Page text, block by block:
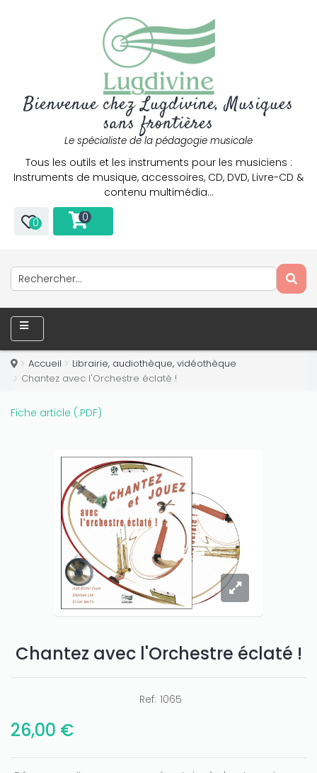
Bienvenue chez Lugdivine, Musiques
sans frontières
Le spécialiste de la pédagogie musicale
Tous les outils et les instruments pour les musiciens :
Instruments de musique, accessoires, CD, DVD, Livre-CD &
contenu multimédia…
0 0
Accueil
Librairie, audiothèque, vidéothèque
Chantez avec l'Orchestre éclaté !
Fiche article (.PDF)
Chantez avec l'Orchestre éclaté !
Ref: 1065
26,00 €
Only play atJoo casinoif you really want to win a huge
amount on your credits!